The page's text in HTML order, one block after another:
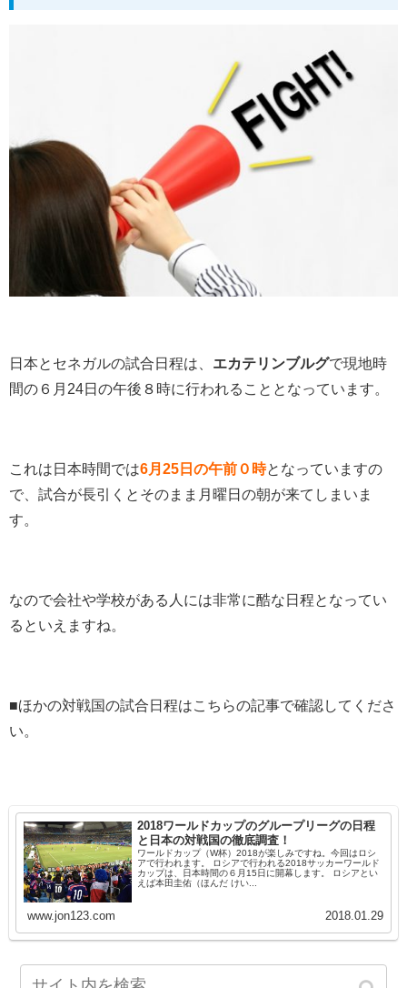
日本とセネガルの試合日程は、 エカテリンブルグで現地時
間の６月24日の午後８時に行われることとなっています。
これは日本時間では6月25日の午前０時となっていますの
で、試合が長引くとそのまま月曜日の朝が来てしまいま
す。
なので会社や学校がある人には非常に酷な日程となってい
るといえますね。
■ほかの対戦国の試合日程はこちらの記事で確認してくださ
い。
2018ワールドカップのグループリーグの日程
と日本の対戦国の徹底調査！
ワールドカップ（W杯）2018が楽しみですね。今回はロシ
アで行われます。 ロシアで行われる2018サッカーワールド
カップは、日本時間の６月15日に開幕します。 ロシアとい
えば本田圭佑（ほんだ けい...
www.jon123.com 2018.01.29